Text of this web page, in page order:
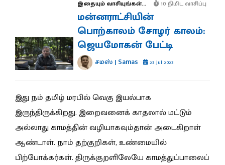
இதையும் வாசியுங்கள்... 10 நிமிட வாசிப்பு
மன்னராட்சியின்
பொற்காலம் சோழர் காலம்:
ஜெயமோகன் பேட்டி
சமஸ் | Samas 23 Jul 2023
இது நம் தமிழ் மரபில் வெகு இயல்பாக
இருந்திருக்கிறது. இறைவனைக் காதலால் மட்டும்
அல்லாது காமத்தின் வழியாகவும்தான் அடைகிறாள்
ஆண்டாள். நாம் தற்குறிகள், உண்மையில்
பிற்போக்கர்கள். திருக்குறளிலேயே காமத்துப்பாலைப்